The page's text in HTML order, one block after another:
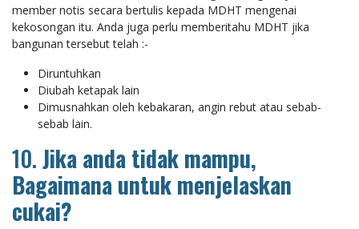
member notis secara bertulis kepada MDHT mengenai
kekosongan itu. Anda juga perlu memberitahu MDHT jika
bangunan tersebut telah :-
Diruntuhkan
Diubah ketapak lain
Dimusnahkan oleh kebakaran, angin rebut atau sebab-
sebab lain.
10.Jika anda tidak mampu,
Bagaimana untuk menjelaskan
cukai?